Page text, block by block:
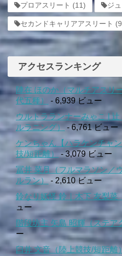
プロアスリート (11) ジ
セカンドキャリアアスリート
アクセスランキング
陣在 ほのか（マルチアスリ
代五種）
- 6,939 ビュー
ウルトラランナーみゃこ |
ルラニング）- 6,761 ビュー
ケンちゃん【ハラケンチャ
技/短距離） - 3,079 ビュー
冨井 菜月（フルマラソン／
ルラン）
- 2,610 ビュー
鈴なり妖怪 鈴｜木下 友梨菜
ュー
階段坊主 矢島 昭輝（ステア
ー
臼井 文音（陸上競技/短距離）